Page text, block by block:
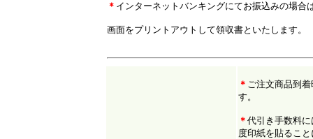
＊ インターネットバンキングにてお振込みの場
画面をプリントアウトして領収書といたします。
＊ ご注文商品到
す。
＊ 代引き手数料
度印紙を貼るこ